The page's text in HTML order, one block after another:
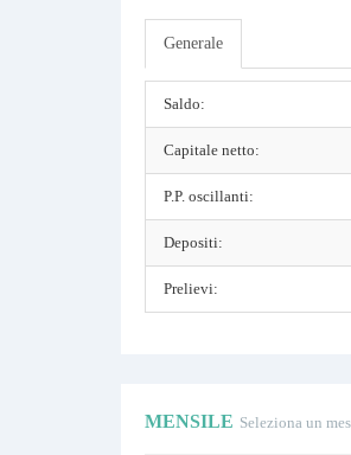
Generale
Saldo:
Capitale netto:
P.P. oscillanti:
Depositi:
Prelievi:
MENSILE Seleziona un